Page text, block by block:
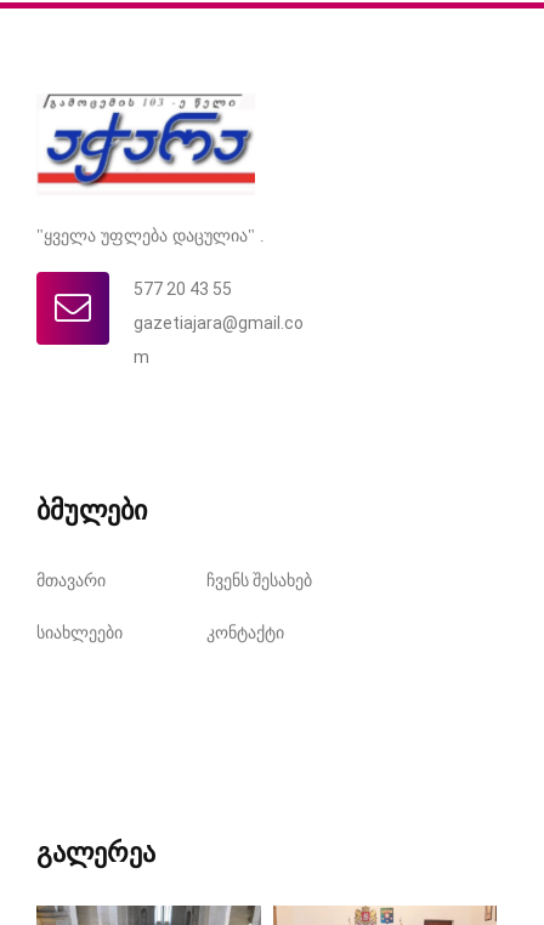
"ყველა უფლება დაცულია" .
577 20 43 55
gazetiajara@gmail.co
m
ბმულები
მთავარი ჩვენს შესახებ
სიახლეები კონტაქტი
გალერეა